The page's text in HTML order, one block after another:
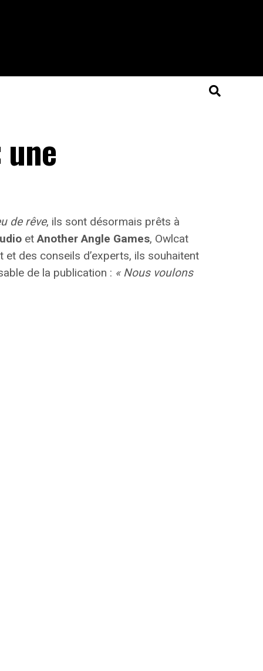
de rêve, ils sont désormais prêts à
etAnother Angle Games, Owlcat
des conseils d’experts, ils souhaitent
de la publication : « Nous voulons